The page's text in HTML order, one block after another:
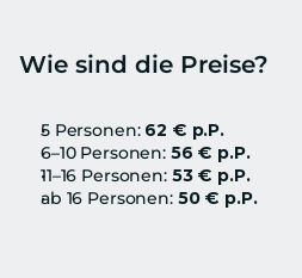
Wie sind die Preise?
5 Personen: 62 € p.P.
6–10 Personen: 56 € p.P.
11–16 Personen: 53 € p.P.
ab 16 Personen: 50 € p.P.